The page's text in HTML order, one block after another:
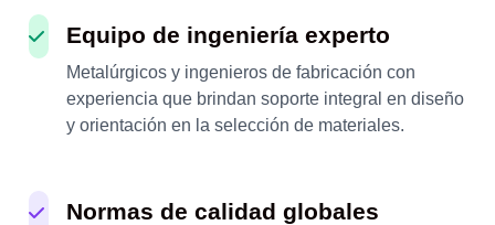
Equipo de ingeniería experto
Metalúrgicos y ingenieros de fabricación con
experiencia que brindan soporte integral en diseño
y orientación en la selección de materiales.
Normas de calidad globales